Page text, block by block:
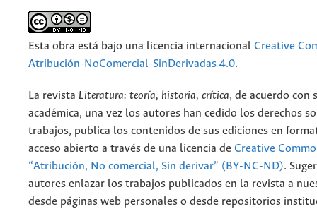
Esta obra está bajo una licencia internacional Creative
Atribución-NoComercial-SinDerivadas 4.0.
La revista Literatura: teoría, historia, crítica, de acuerdo con
académica, una vez los autores han cedido los derechos
trabajos, publica los contenidos de sus ediciones en
acceso abierto a través de una licencia de Creative
“Atribución, No comercial, Sin derivar” (BY-NC-ND).
autores enlazar los trabajos publicados en la revista a
desde páginas web personales o desde repositorios